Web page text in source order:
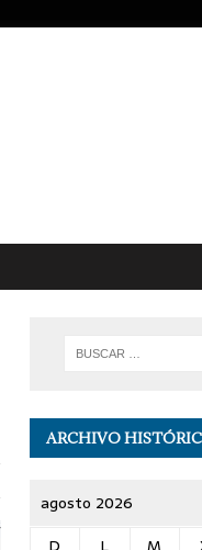
ARCHIVO
agosto 2026
D
L M